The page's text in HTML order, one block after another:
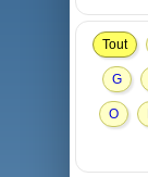
Tout
G
O